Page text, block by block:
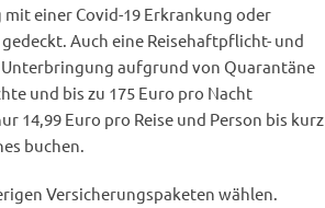
einer Covid-19 Erkrankung oder
Auch eine Reisehaftpflicht- und
aufgrund von Quarantäne
und bis zu 175 Euro pro Nacht
14,99 Euro pro Reise und Person bis kurz
buchen.
Versicherungspaketen wählen.